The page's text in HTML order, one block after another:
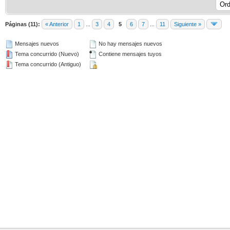
Páginas (11): « Anterior 1 3 4 5 6 7 11 Siguiente »
Mensajes nuevos
Tema concurrido (Nuevo)
Tema concurrido (Antiguo)
No hay mensajes nuevos
Contiene mensajes tuyos